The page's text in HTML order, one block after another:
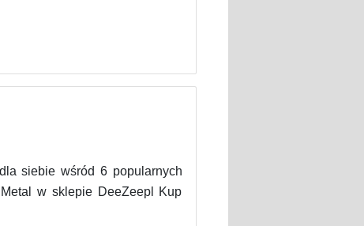
siebie wśród 6 popularnych
w sklepie DeeZeepl Kup